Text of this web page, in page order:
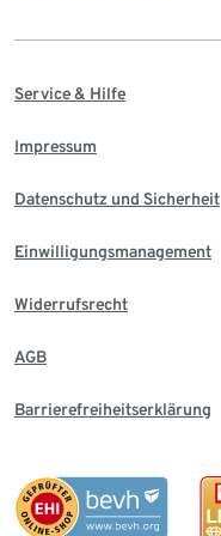
Service & Hilfe
Impressum
Datenschutz und Sicherheit
Einwilligungsmanagement
Widerrufsrecht
AGB
Barrierefreiheitserklärung